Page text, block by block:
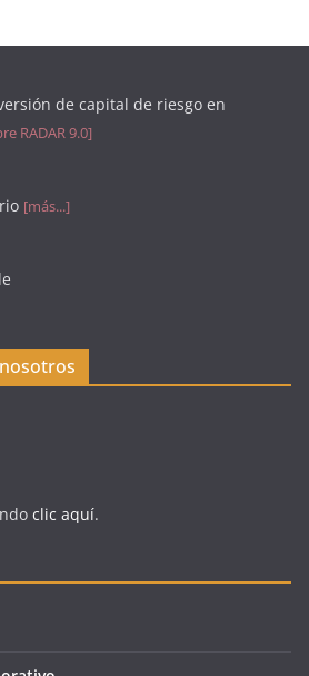
de capital de riesgo en
RADAR 9.0]
[más...]
clic aquí.